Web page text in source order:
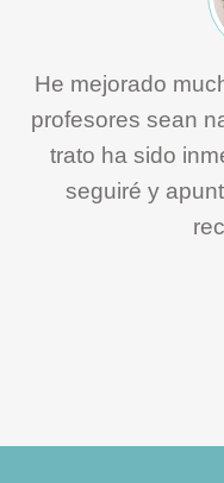
He mejorado
profesores sean
trato ha sido
seguiré y